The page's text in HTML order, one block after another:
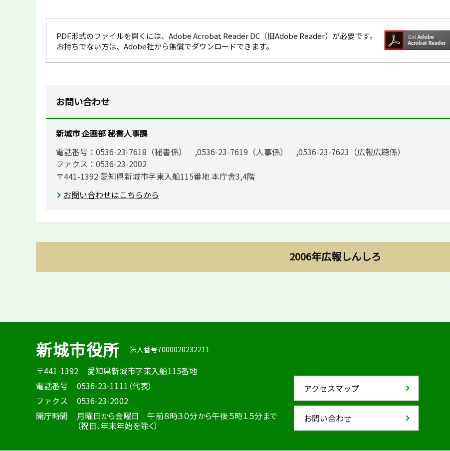
PDF形式のファイルを開くには、Adobe Acrobat Reader DC（旧Adobe Reader）が必要です。
お持ちでない方は、Adobe社から無償でダウンロードできます。
お問い合わせ
新城市 企画部 秘書人事課
電話番号：0536-23-7618（秘書係） ,0536-23-7619（人事係） ,0536-23-7623（広報広聴係）
ファクス：0536-23-2002
〒441-1392 愛知県新城市字東入船115番地 本庁舎3,4階
お問い合わせはこちらから
2006年広報しんしろ
新城市役所 法人番号7000020232211
〒441-1392
愛知県新城市字東入船115番地
電話番号
0536-23-1111（代表）
ファクス
0536-23-2002
開庁時間
月曜日から金曜日 午前８時３０分から午後５時１５分まで
（祝日、年末年始を除く）
アクセスマップ
お問い合わせ